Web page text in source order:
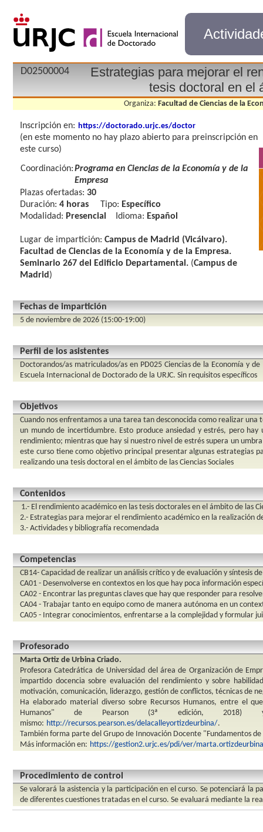
D02500004
Estrategias para mejorar el
tesis doctoral en el
Organiza: Facultad de Ciencias de la
Inscripción en: https://doctorado.urjc.es/doctor
(en este momento no hay plazo abierto para preinscripción en
este curso)
Coordinación:Programa en Ciencias de la Economía y de la
Empresa
Plazas ofertadas: 30
Duración: 4 horas Tipo: Específico
Modalidad: Presencial Idioma: Español
Lugar de impartición: Campus de Madrid (Vicálvaro).
Facultad de Ciencias de la Economía y de la Empresa.
Seminario 267 del Edificio Departamental. (Campus de
Madrid )
Fechas de impartición
5 de noviembre de 2026 (15:00-19:00)
Perfil de los asistentes
Doctorandos/as matriculados/as en PD025 Ciencias de la Economía y
Escuela Internacional de Doctorado de la URJC. Sin requisitos específicos
Objetivos
Cuando nos enfrentamos a una tarea tan desconocida como realizar una
un mundo de incertidumbre. Esto produce ansiedad y estrés, pero
rendimiento; mientras que hay si nuestro nivel de estrés supera un
este curso tiene como objetivo principal presentar algunas estrategias
realizando una tesis doctoral en el ámbito de las Ciencias Sociales
Contenidos
1.- El rendimiento académico en las tesis doctorales en el ámbito de las
2.- Estrategias para mejorar el rendimiento académico en la realización
3.- Actividades y bibliografía recomendada
Competencias
CB14- Capacidad de realizar un análisis crítico y de evaluación y síntesis
CA01 - Desenvolverse en contextos en los que hay poca información
CA02 - Encontrar las preguntas claves que hay que responder para
CA04 - Trabajar tanto en equipo como de manera autónoma en un
CA05 - Integrar conocimientos, enfrentarse a la complejidad y formular
Profesorado
Marta Ortiz de Urbina Criado.
Profesora Catedrática de Universidad del área de Organización de
impartido docencia sobre evaluación del rendimiento y sobre
motivación, comunicación, liderazgo, gestión de conflictos, técnicas de
Ha elaborado material diverso sobre Recursos Humanos, entre el
Humanos" de Pearson (3ª edición,
mismo: http://recursos.pearson.es/delacalleyortizdeurbina/.
También forma parte del Grupo de Innovación Docente "Fundamentos de
Más información en: https://gestion2.urjc.es/pdi/ver/marta.ortizdeurbina
Procedimiento de control
Se valorará la asistencia y la participación en el curso. Se potenciará la
de diferentes cuestiones tratadas en el curso. Se evaluará mediante la